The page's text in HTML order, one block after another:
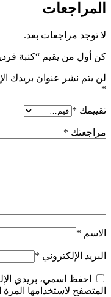
المراجعات
لا توجد مراجعات بعد.
كن أول من يقيم “كنبة
لن يتم نشر عنوان بريدك
*
تقييمك *
مراجعتك *
الاسم *
البريد الإلكتروني *
احفظ اسمي، بريدي
المتصفح لاستخدامها